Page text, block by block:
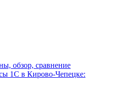
обзор, сравнение
1С в Кирово-Чепецке: